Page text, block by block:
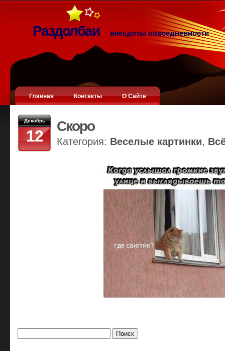
Раздолбаи анекдоты повседневности
Главная Контакты О Сайте
Декабрь
12
Скоро
Категория: Веселые картинки,